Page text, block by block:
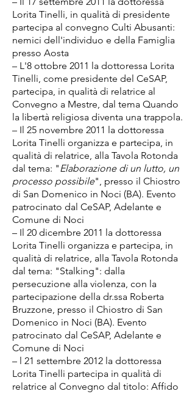
Lorita Tinelli, in qualità di presidente
partecipa al convegno Culti Abusanti:
nemici dell'individuo e della Famiglia
presso Aosta
– L'8 ottobre 2011 la dottoressa Lorita
Tinelli, come presidente del CeSAP,
partecipa, in qualità di relatrice al
Convegno a Mestre, dal tema Quando
la libertà religiosa diventa una trappola.
– Il 25 novembre 2011 la dottoressa
Lorita Tinelli organizza e partecipa, in
qualità di relatrice, alla Tavola Rotonda
dal tema: "Elaborazione di un lutto, un
processo possibile", presso il Chiostro
di San Domenico in Noci (BA). Evento
patrocinato dal CeSAP, Adelante e
Comune di Noci
– Il 20 dicembre 2011 la dottoressa
Lorita Tinelli organizza e partecipa, in
qualità di relatrice, alla Tavola Rotonda
dal tema: "Stalking": dalla
persecuzione alla violenza, con la
partecipazione della dr.ssa Roberta
Bruzzone, presso il Chiostro di San
Domenico in Noci (BA). Evento
patrocinato dal CeSAP, Adelante e
Comune di Noci
– l 21 settembre 2012 la dottoressa
Lorita Tinelli partecipa in qualità di
relatrice al Convegno dal titolo: Affido